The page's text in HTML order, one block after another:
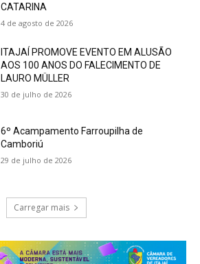
CATARINA
4 de agosto de 2026
ITAJAÍ PROMOVE EVENTO EM ALUSÃO
AOS 100 ANOS DO FALECIMENTO DE
LAURO MÜLLER
30 de julho de 2026
6º Acampamento Farroupilha de
Camboriú
29 de julho de 2026
Carregar mais